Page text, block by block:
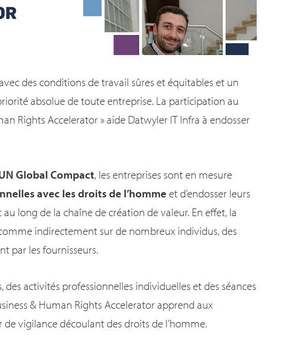
des conditions de travail sûres et équitables et un
absolue de toute entreprise. La participation au
Rights Accelerator » aide Datwyler IT Infra à endosser
Global Compact, les entreprises sont en mesure
avec les droits de l’hommeet d’endosser leurs
long de la chaîne de création de valeur. En effet, la
indirectement sur de nombreux individus, des
par les fournisseurs.
des activités professionnelles individuelles et des séances
& Human Rights Accelerator apprend aux
vigilance découlant des droits de l’homme.